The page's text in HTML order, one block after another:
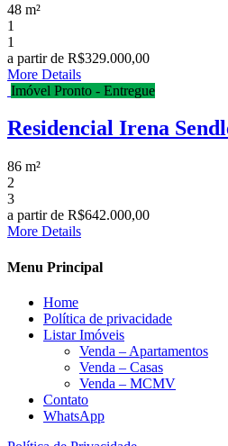
48 m²
1
1
a partir de R$329.000,00
More Details
Imóvel Pronto - Entregue
Residencial Irena
86 m²
2
3
a partir de R$642.000,00
More Details
Menu Principal
Home
Política de privacidade
Listar Imóveis
Venda – Apartamentos
Venda – Casas
Venda – MCMV
Contato
WhatsApp